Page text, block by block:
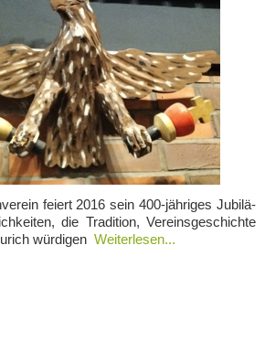
fei­ert 2016 sein 400-jäh­ri­ges Jubi­lä­
die Tra­di­ti­on, Ver­eins­ge­schich­te
würdigen Weiterlesen...